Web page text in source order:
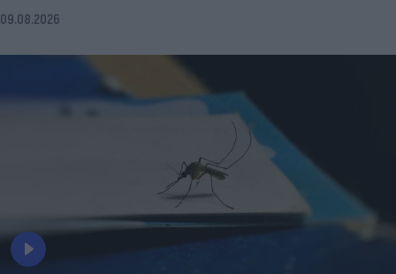
09.08.2026